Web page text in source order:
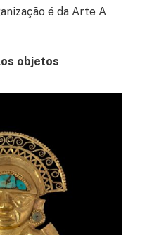
é da Arte A
objetos